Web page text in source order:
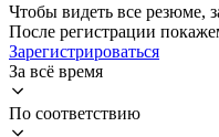
Чтобы видеть все резюме,
После регистрации
Зарегистрироваться
За всё время
По соответствию